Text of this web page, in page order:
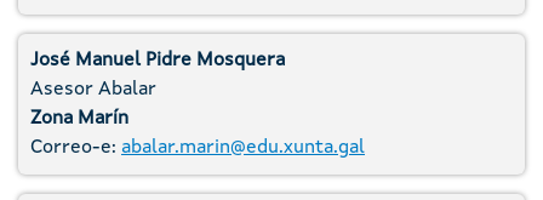
José Manuel Pidre Mosquera
Asesor Abalar
Zona Marín
Correo-e: abalar.marin@edu.xunta.gal